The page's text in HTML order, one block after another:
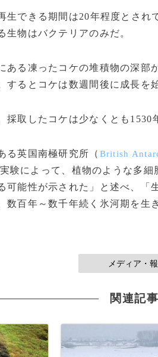
できる期間は20年程度とされ
生物はバクテリアのみだ。
る凍ったコケの堆積物の深部
するとコケは数週間後に成長を
取したコケは少なくとも1530
英国南極研究所（ British
験によって、植物のような多
可能性が示された」と述べ、「
数百年～数千年続く氷河期を生
メディア・
関連記事